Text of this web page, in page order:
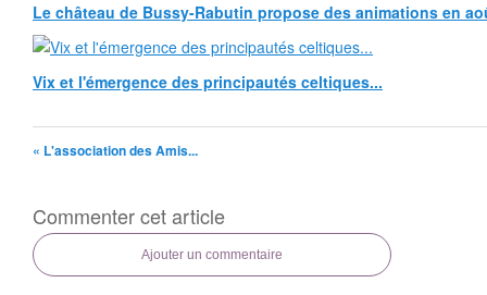
Le château de Bussy-Rabutin propose des animations en
Vix et l'émergence des principautés celtiques...
« L'association des Amis...
Commenter cet article
Ajouter un commentaire